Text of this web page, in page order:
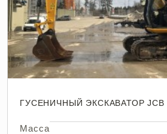
ГУСЕНИЧНЫЙ ЭКСКАВАТОР JCB
Масса